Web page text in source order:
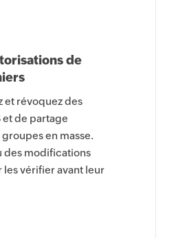
de
et révoquez des
et de partage
en masse.
des modifications
les vérifier avant leur